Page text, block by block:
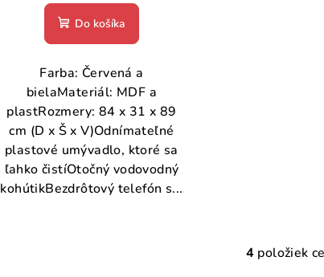
Do košíka
Farba: Červená a
bielaMateriál: MDF a
plastRozmery: 84 x 31 x 89
cm (D x Š x V)Odnímateľné
plastové umývadlo, ktoré sa
ľahko čistíOtočný vodovodný
kohútikBezdrôtový telefón s...
O
4 položiek